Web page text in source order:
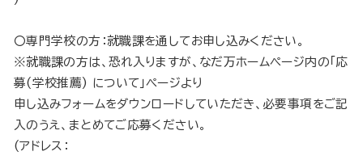
〇専門学校の方：就職課を通してお申し込みください。
※就職課の方は、恐れ入りますが、なだ万ホームページ内の「応
募(学校推薦) について」ページより
申し込みフォームをダウンロードしていただき、必要事項をご記
入のうえ、まとめてご応募ください。
(アドレス：